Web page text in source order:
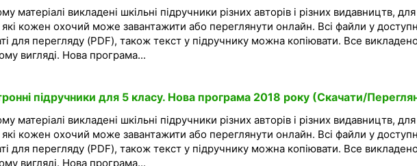
матеріалі викладені шкільні підручники різних авторів і різних видавництв,
які кожен охочий може завантажити або переглянути онлайн. Всі файли у
для перегляду (PDF), також текст у підручнику можна копіювати. Все
вигляді. Нова програма...
підручники для 5 класу. Нова програма 2018 року (Скачати/
матеріалі викладені шкільні підручники різних авторів і різних видавництв,
які кожен охочий може завантажити або переглянути онлайн. Всі файли у
для перегляду (PDF), також текст у підручнику можна копіювати. Все
вигляді. Нова програма...